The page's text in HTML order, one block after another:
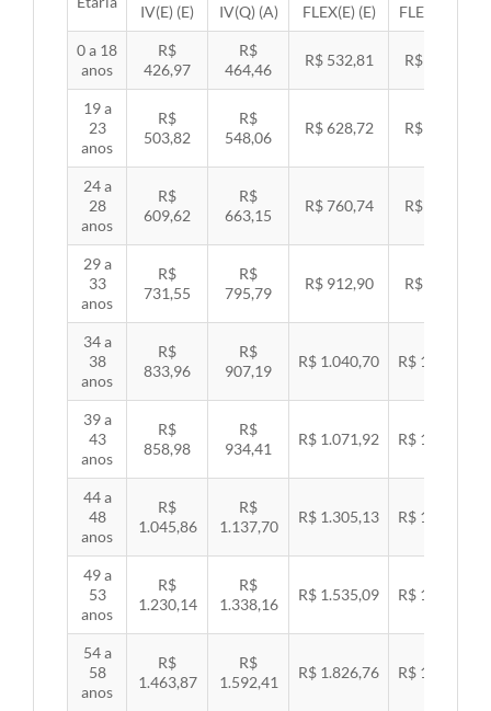
IV(E) (E)
IV(Q) (A)
FLEX(E) (E)
FLEX(Q) (A)
0 a 18
anos
R$
426,97
R$
464,46
R$ 532,81 R$ 549,06
19 a
23
anos
R$
503,82
R$
548,06
R$ 628,72 R$ 647,89
24 a
28
anos
R$
609,62
R$
663,15
R$ 760,74 R$ 783,94
29 a
33
anos
R$
731,55
R$
795,79
R$ 912,90 R$ 940,74
34 a
38
anos
R$
833,96
R$
907,19
R$ 1.040,70 R$ 1.072,43
39 a
43
anos
R$
858,98
R$
934,41
R$ 1.071,92 R$ 1.104,60
44 a
48
anos
R$
1.045,86
R$
1.137,70
R$ 1.305,13 R$ 1.344,92
49 a
53
anos
R$
1.230,14
R$
1.338,16
R$ 1.535,09 R$ 1.581,89
54 a
58
anos
R$
1.463,87
R$
1.592,41
R$ 1.826,76 R$ 1.882,45